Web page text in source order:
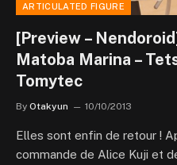
ARTICULATED FIGURE
[Preview –
Matoba Marina –
Tomytec
By Otakyun 10/10/2013
Elles sont enfin de retour !
commande de Alice Kuji et